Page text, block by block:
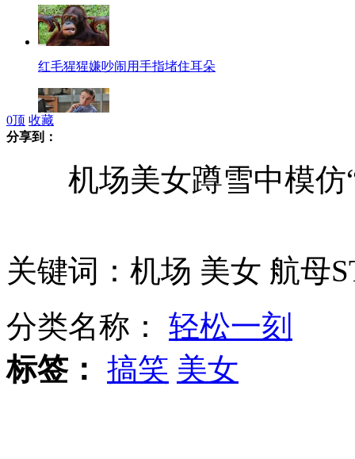
红毛猩猩嫌吵闹用手指堵住耳朵
老鹰大战丹顶鹤争夺食物
大连5名女子浴池洗澡后全身乏力
0顶 收藏
分享到：
机场美女蹲雪中模仿“
关键词：机场 美女 航母
分类名称： 轻松一刻
标签： 搞笑 美女